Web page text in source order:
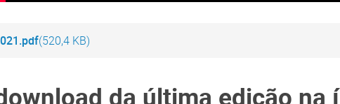
(520,4 KB)
da última edição na